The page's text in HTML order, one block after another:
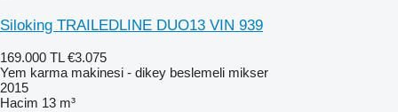
Siloking TRAILEDLINE DUO13 VIN 939
169.000 TL €3.075
Yem karma makinesi - dikey beslemeli mikser
2015
Hacim 13 m³